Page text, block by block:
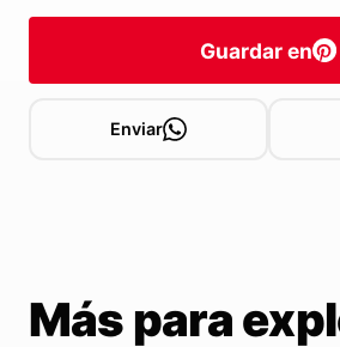
Guardar en
Enviar
Más para